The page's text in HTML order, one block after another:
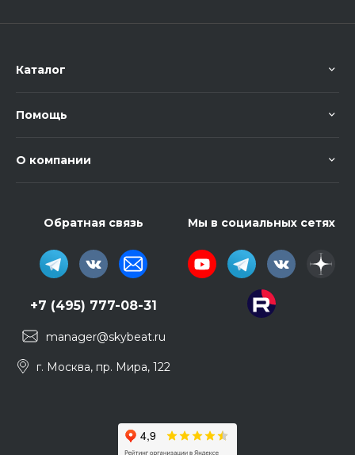
Каталог
Помощь
О компании
Обратная связь
+7 (495) 777-08-31
manager@skybeat.ru
г. Москва, пр. Мира, 122
Мы в социальных сетях